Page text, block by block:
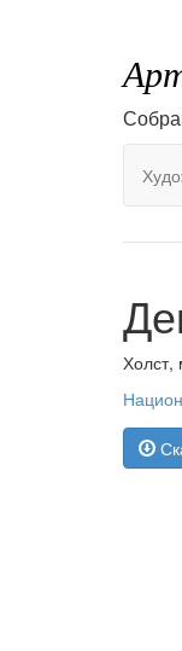
Холст,